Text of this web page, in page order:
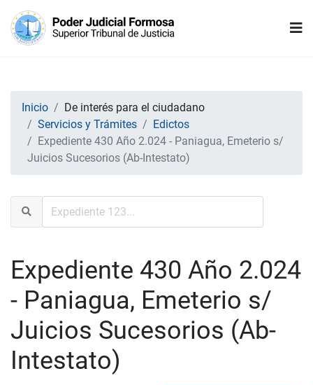
Inicio
De interés para el ciudadano
Servicios y Trámites
Edictos
Expediente 430 Año 2.024 - Paniagua, Emeterio s/
Juicios Sucesorios (Ab-Intestato)
Expediente 430 Año 2.024
- Paniagua, Emeterio s/
Juicios Sucesorios (Ab-
Intestato)